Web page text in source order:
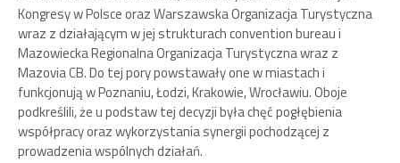
Kongresy w Polsce oraz Warszawska Organizacja Turystyczna
wraz z działającym w jej strukturach convention bureau i
Mazowiecka Regionalna Organizacja Turystyczna wraz z
Mazovia CB. Do tej pory powstawały one w miastach i
funkcjonują w Poznaniu, Łodzi, Krakowie, Wrocławiu. Oboje
podkreślili, że u podstaw tej decyzji była chęć pogłębienia
współpracy oraz wykorzystania synergii pochodzącej z
prowadzenia wspólnych działań.